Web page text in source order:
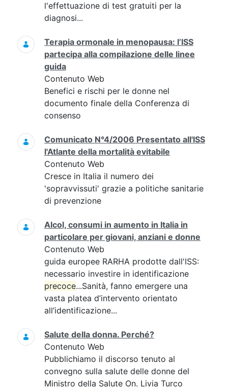
l'effettuazione di test gratuiti per la
diagnosi...
Terapia ormonale in menopausa: l’ISS
partecipa alla compilazione delle linee
guida
Contenuto Web
Benefici e rischi per le donne nel
documento finale della Conferenza di
consenso
Comunicato N°4/2006 Presentato all'ISS
l'Atlante della mortalità evitabile
Contenuto Web
Cresce in Italia il numero dei
'sopravvissuti' grazie a politiche sanitarie
di prevenzione
Alcol, consumi in aumento in Italia in
particolare per giovani, anziani e donne
Contenuto Web
guida europee RARHA prodotte dall'ISS:
necessario investire in identificazione
precoce...Sanità, fanno emergere una
vasta platea d’intervento orientato
all’identificazione...
Salute della donna. Perché?
Contenuto Web
Pubblichiamo il discorso tenuto al
convegno sulla salute delle donne del
Ministro della Salute On. Livia Turco